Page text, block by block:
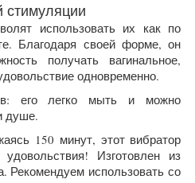
стимуляции
использовать их как по
Благодаря своей форме, он
получать вагинальное,
одновременно.
его легко мыть и можно
душе.
150 минут, этот вибратор
Изготовлен из
Рекомендуем использовать со